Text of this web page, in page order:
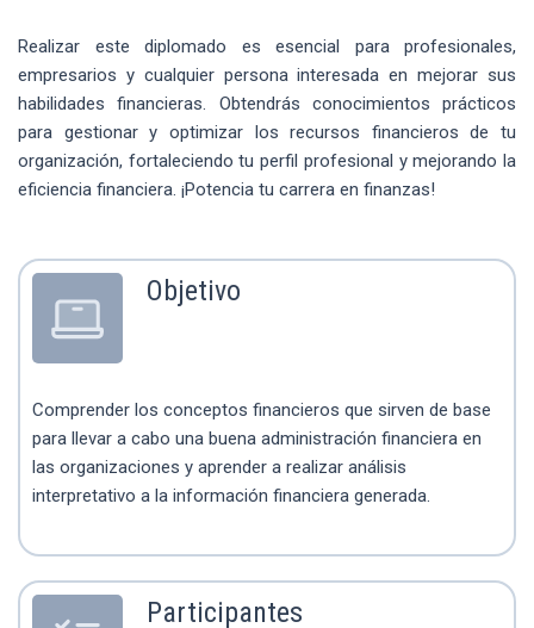
Realizar este diplomado es esencial para profesionales,
empresarios y cualquier persona interesada en mejorar sus
habilidades financieras. Obtendrás conocimientos prácticos
para gestionar y optimizar los recursos financieros de tu
organización, fortaleciendo tu perfil profesional y mejorando la
eficiencia financiera. ¡Potencia tu carrera en finanzas!
Objetivo
Comprender los conceptos financieros que sirven de base
para llevar a cabo una buena administración financiera en
las organizaciones y aprender a realizar análisis
interpretativo a la información financiera generada.
Participantes